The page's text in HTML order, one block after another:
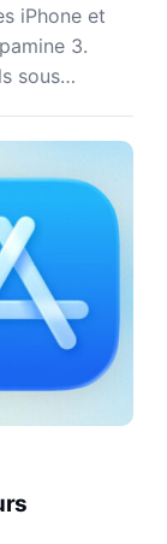
iPhone et
3.
sous…